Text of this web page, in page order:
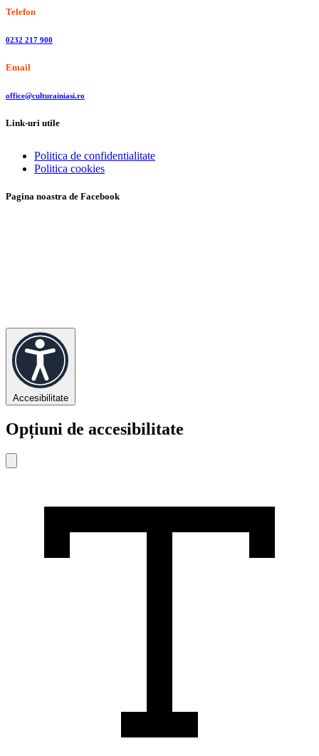
Telefon
0232 217 900
Email
office@culturainiasi.ro
Link-uri utile
Politica de confidentialitate
Politica cookies
Pagina noastra de Facebook
Accesibilitate
Opțiuni de accesibilitate